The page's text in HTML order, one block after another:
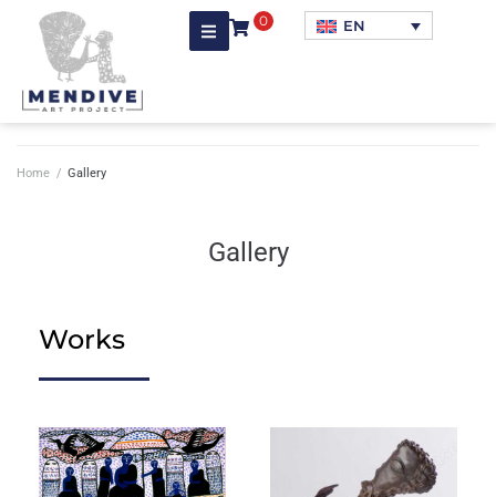
0 EN
Home / Gallery
Gallery
Works